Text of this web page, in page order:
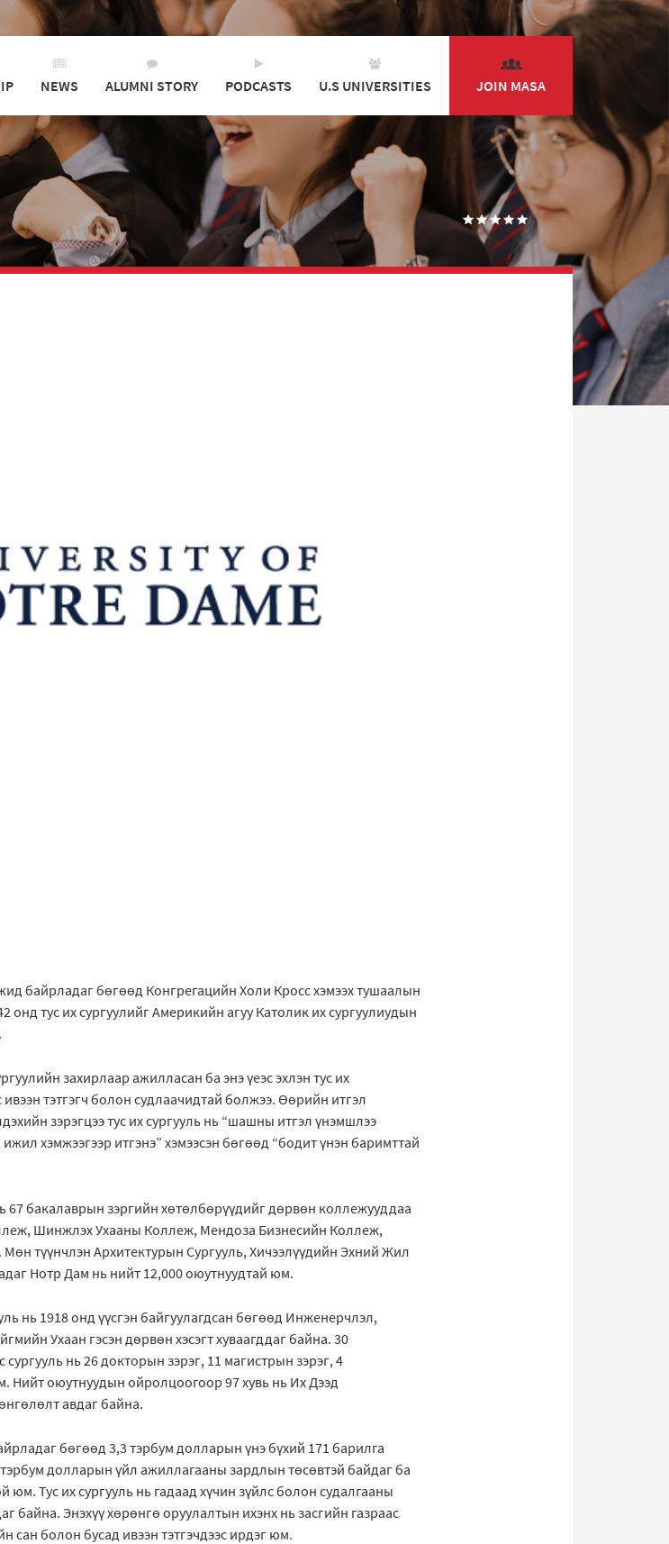
NEWS ALUMNI STORY PODCASTS U.S UNIVERSITIES JOIN MASA
байрладаг бөгөөд Конгрегацийн Холи Кросс хэмээх тушаалын
тус их сургуулийг Америкийн агуу Католик их сургуулиудын
захирлаар ажилласан ба энэ үеэс эхлэн тус их
тэтгэгч болон судлаачидтай болжээ. Өөрийн итгэл
зэрэгцээ тус их сургууль нь “шашны итгэл үнэмшлээ
хэмжээгээр итгэнэ” хэмээсэн бөгөөд “бодит үнэн баримттай
67 бакалаврын зэргийн хөтөлбөрүүдийг дөрвөн коллежууддаа
Шинжлэх Ухааны Коллеж, Мендоза Бизнесийн Коллеж,
түүнчлэн Архитектурын Сургууль, Хичээлүүдийн Эхний Жил
Нотр Дам нь нийт 12,000 оюутнуудтай юм.
нь 1918 онд үүсгэн байгуулагдсан бөгөөд Инженерчлэл,
Ухаан гэсэн дөрвөн хэсэгт хуваагддаг байна. 30
нь 26 докторын зэрэг, 11 магистрын зэрэг, 4
Нийт оюутнуудын ойролцоогоор 97 хувь нь Их Дээд
авдаг байна.
бөгөөд 3,3 тэрбум долларын үнэ бүхий 171 барилга
долларын үйл ажиллагааны зардлын төсөвтэй байдаг ба
Тус их сургууль нь гадаад хүчин зүйлс болон судалгааны
байна. Энэхүү хөрөнгө оруулалтын ихэнх нь засгийн газраас
сан болон бусад ивээн тэтгэчдээс ирдэг юм.